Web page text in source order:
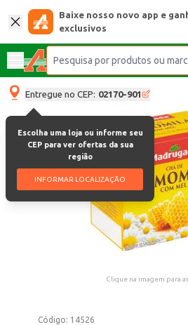
Baixe nosso novo app e
exclusivos
Entregue no CEP: 02170-901
Escolha uma loja ou informe seu
CEP para ver ofertas da sua
região
INFORMAR LOCALIZAÇÃO
Clique na imagem para
Código: 14526